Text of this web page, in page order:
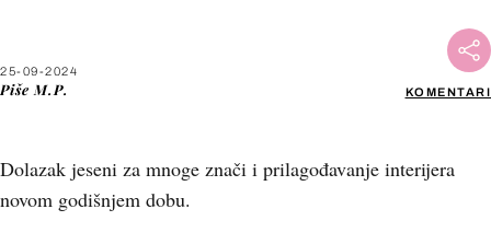
25-09-2024
Piše M.P. KOMENTARI
Dolazak jeseni za mnoge znači i prilagođavanje interijera
novom godišnjem dobu.